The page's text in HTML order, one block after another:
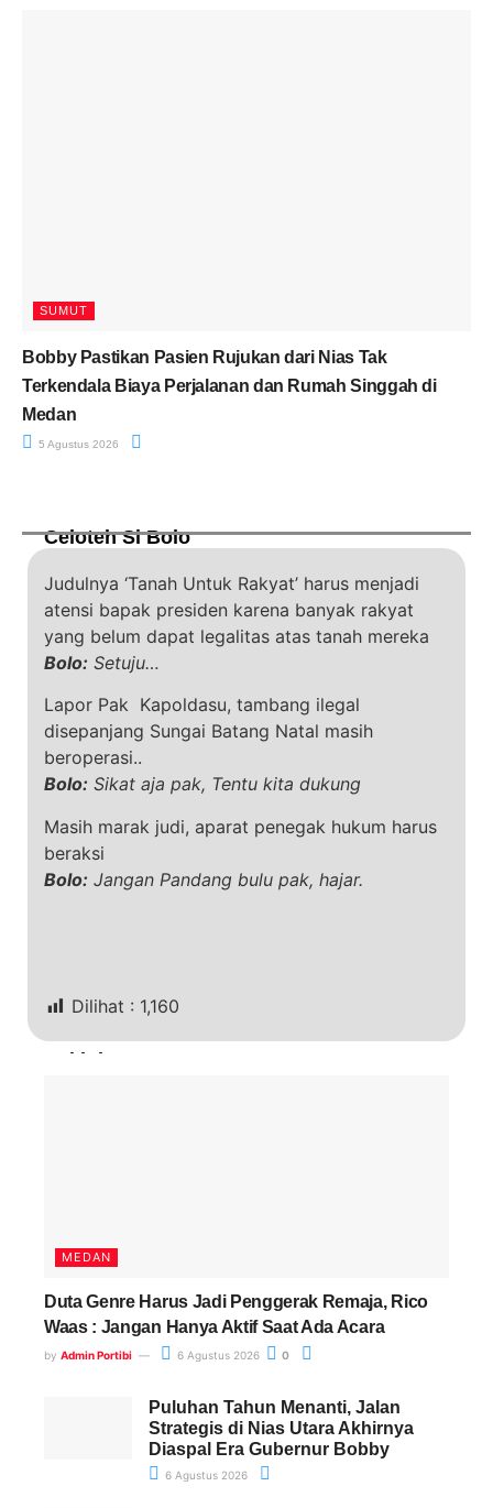
SUMUT
Bobby Pastikan Pasien Rujukan dari Nias Tak
Terkendala Biaya Perjalanan dan Rumah Singgah di
Medan
5 Agustus 2026
Celoteh Si Bolo
Judulnya ‘Tanah Untuk Rakyat’ harus menjadi
atensi bapak presiden karena banyak rakyat
yang belum dapat legalitas atas tanah mereka
Bolo: Setuju…
Lapor Pak Kapoldasu, tambang ilegal
disepanjang Sungai Batang Natal masih
beroperasi..
Bolo: Sikat aja pak, Tentu kita dukung
Masih marak judi, aparat penegak hukum harus
beraksi
Bolo: Jangan Pandang bulu pak, hajar.
Dilihat : 1,160
Terkini
MEDAN
Duta Genre Harus Jadi Penggerak Remaja, Rico
Waas : Jangan Hanya Aktif Saat Ada Acara
by Admin Portibi 6 Agustus 2026 0
Puluhan Tahun Menanti, Jalan
Strategis di Nias Utara Akhirnya
Diaspal Era Gubernur Bobby
6 Agustus 2026